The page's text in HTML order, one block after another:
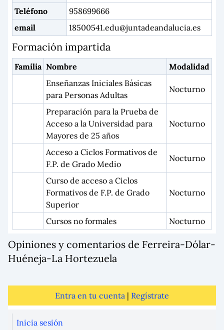
Teléfono
958699666
email
18500541.edu@juntadeandalucia.es
Formación impartida
Familia Nombre
Modalidad
Enseñanzas Iniciales Básicas
para Personas Adultas
Nocturno
Preparación para la Prueba de
Acceso a la Universidad para
Mayores de 25 años
Nocturno
Acceso a Ciclos Formativos de
F.P. de Grado Medio
Nocturno
Curso de acceso a Ciclos
Formativos de F.P. de Grado
Superior
Nocturno
Cursos no formales Nocturno
Opiniones y comentarios de Ferreira-Dólar-
Huéneja-La Hortezuela
Entra en tu cuenta | Regístrate
Inicia sesión